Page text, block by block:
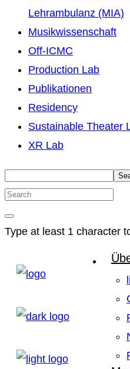
Lehrambulanz (MIA)
Musikwissenschaft
Off-ICMC
Production Lab
Publikationen
Residency
Sustainable Theater
XR Lab
Type at least 1 character